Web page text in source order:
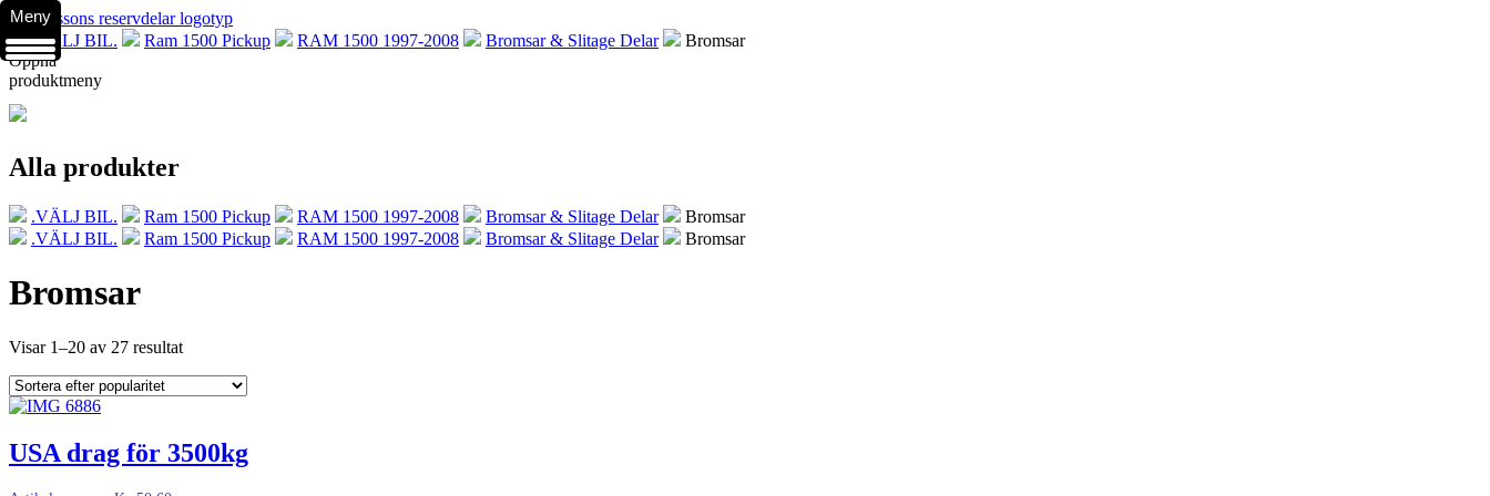
.VÄLJ BIL. Ram 1500 Pickup RAM 1500 1997-2008 Bromsar & Slitage Delar
Bromsar
Öppna
produktmeny
Alla produkter
.VÄLJ BIL. Ram 1500 Pickup RAM 1500 1997-2008 Bromsar & Slitage Delar
Bromsar
.VÄLJ BIL.
Ram 1500 Pickup RAM 1500 1997-2008 Bromsar & Slitage Delar Bromsar
Bromsar
Visar 1–20 av 27 resultat
USA drag för 3500kg
Meny